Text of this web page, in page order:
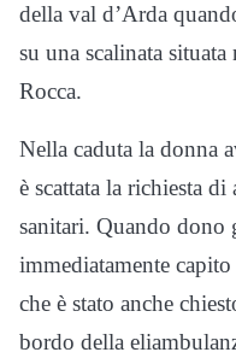
della val d’Arda
su una scalinata
Rocca.
Nella caduta la donna
è scattata la richiesta
sanitari. Quando
immediatamente
che è stato anche
bordo della